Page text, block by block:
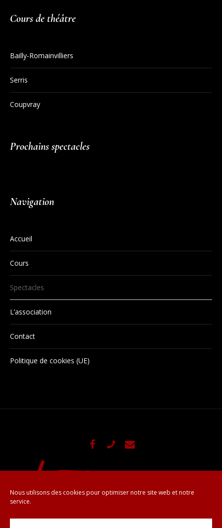
Nous utilisons des cookies pour optimiser notre site web et notre
service.
Cours de théâtre
Bailly-Romainvilliers
Serris
Coupvray
Prochains spectacles
Navigation
Accueil
Cours
Spectacles
L’association
Contact
Politique de cookies (UE)